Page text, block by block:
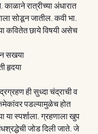
रात्रीच्या अंधारात
सोडून जातील. कवी भा.
कवितेत छाये विषयी असेच
सखया
हृदया
पडल्यामुळेच होत
या स्पर्शाला, ग्रहणाला खुप
जोड दिली जाते. जे